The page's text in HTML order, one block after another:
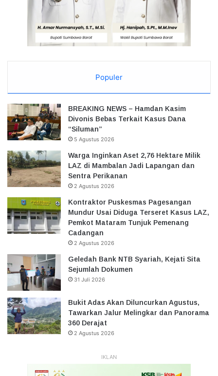
Populer
BREAKING NEWS – Hamdan Kasim
Divonis Bebas Terkait Kasus Dana
“Siluman”
5 Agustus 2026
Warga Inginkan Aset 2,76 Hektare Milik
LAZ di Mambalan Jadi Lapangan dan
Sentra Perikanan
2 Agustus 2026
Kontraktor Puskesmas Pagesangan
Mundur Usai Diduga Terseret Kasus LAZ,
Pemkot Mataram Tunjuk Pemenang
Cadangan
2 Agustus 2026
Geledah Bank NTB Syariah, Kejati Sita
Sejumlah Dokumen
31 Juli 2026
Bukit Adas Akan Diluncurkan Agustus,
Tawarkan Jalur Melingkar dan Panorama
360 Derajat
2 Agustus 2026
IKLAN